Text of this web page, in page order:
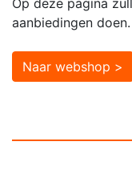
aanbiedingen doen.
Naar webshop >